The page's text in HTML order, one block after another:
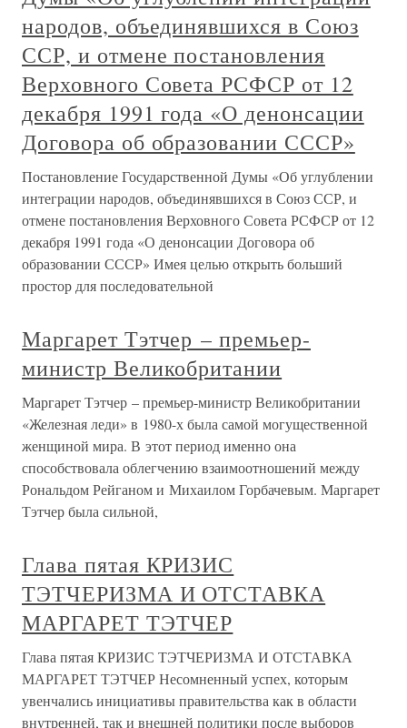
народов, объединявшихся в Союз
ССР, и отмене постановления
Верховного Совета РСФСР от 12
декабря 1991 года «О денонсации
Договора об образовании СССР»
Постановление Государственной Думы «Об углублении
интеграции народов, объединявшихся в Союз ССР, и
отмене постановления Верховного Совета РСФСР от 12
декабря 1991 года «О денонсации Договора об
образовании СССР» Имея целью открыть больший
простор для последовательной
Маргарет Тэтчер – премьер-
министр Великобритании
Маргарет Тэтчер – премьер-министр Великобритании
«Железная леди» в 1980-х была самой могущественной
женщиной мира. В этот период именно она
способствовала облегчению взаимоотношений между
Рональдом Рейганом и Михаилом Горбачевым. Маргарет
Тэтчер была сильной,
Глава пятая КРИЗИС
ТЭТЧЕРИЗМА И ОТСТАВКА
МАРГАРЕТ ТЭТЧЕР
Глава пятая КРИЗИС ТЭТЧЕРИЗМА И ОТСТАВКА
МАРГАРЕТ ТЭТЧЕР Несомненный успех, которым
увенчались инициативы правительства как в области
внутренней, так и внешней политики после выборов